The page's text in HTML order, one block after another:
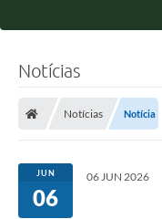
Notícias
Notícias Notícia
JUN
06
06 JUN 2026